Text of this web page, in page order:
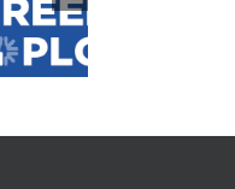
de 74/100
2024 !